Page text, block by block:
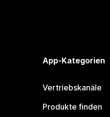
App-Kategorien
Vertriebskanäle
Produkte finden